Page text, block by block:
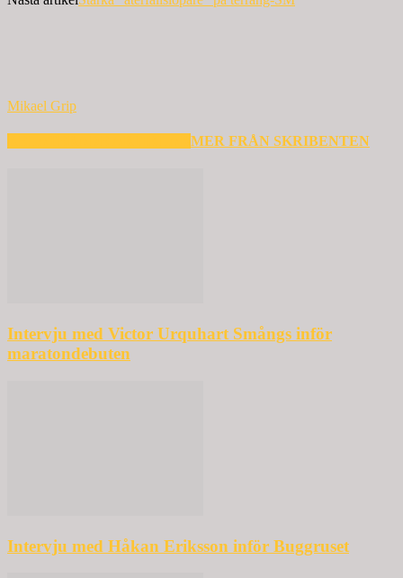
Mikael Grip
MER FRÅN SKRIBENTEN
Intervju med Victor Urquhart Smångs inför
maratondebuten
Intervju med Håkan Eriksson inför Buggruset